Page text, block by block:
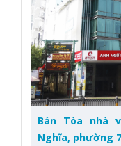
Bán Tòa nhà
Nghĩa, phường